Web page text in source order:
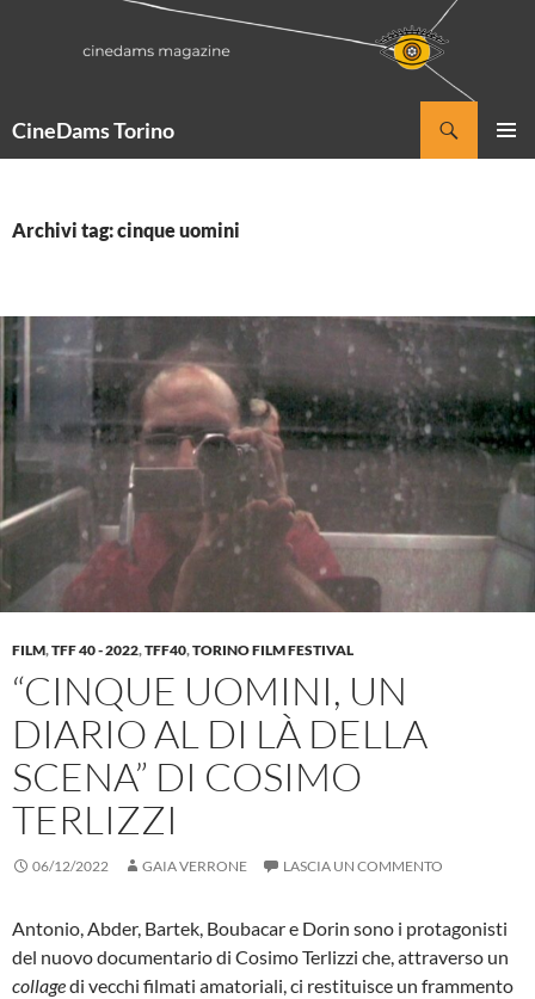
CineDams Torino
Archivi tag: cinque uomini
FILM,TFF 40 - 2022,TFF40,TORINO FILM FESTIVAL
“CINQUE UOMINI, UN
DIARIO AL DI LÀ DELLA
SCENA” DI COSIMO
TERLIZZI
06/12/2022 GAIA VERRONE LASCIA UN COMMENTO
Antonio, Abder, Bartek, Boubacar e Dorin sono i protagonisti
del nuovo documentario di Cosimo Terlizzi che, attraverso un
collagedi vecchi filmati amatoriali, ci restituisce un frammento